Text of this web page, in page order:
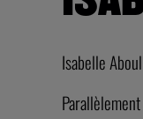
Isabelle